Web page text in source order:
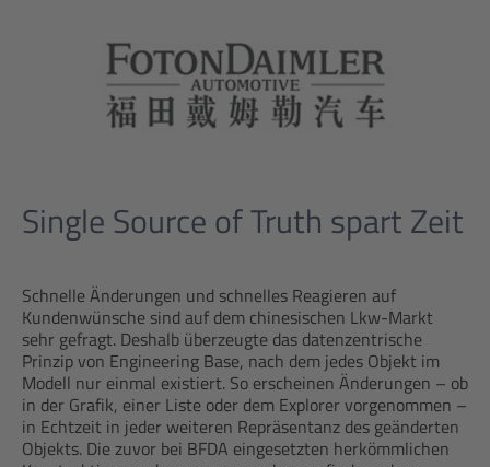
Single Source of Truth spart Zeit
Schnelle Änderungen und schnelles Reagieren auf
Kundenwünsche sind auf dem chinesischen Lkw-Markt
sehr gefragt. Deshalb überzeugte das datenzentrische
Prinzip von Engineering Base, nach dem jedes Objekt im
Modell nur einmal existiert. So erscheinen Änderungen – ob
in der Grafik, einer Liste oder dem Explorer vorgenommen –
in Echtzeit in jeder weiteren Repräsentanz des geänderten
Objekts. Die zuvor bei BFDA eingesetzten herkömmlichen